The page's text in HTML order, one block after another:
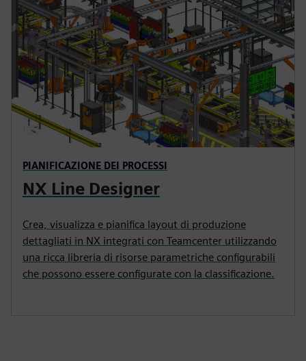
PIANIFICAZIONE DEI PROCESSI
NX Line Designer
Crea, visualizza e pianifica layout di produzione
dettagliati in NX integrati con Teamcenter utilizzando
una ricca libreria di risorse parametriche configurabili
che possono essere configurate con la classificazione.